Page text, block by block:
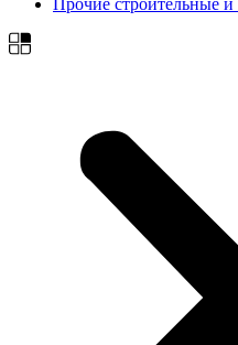
Прочие строительные